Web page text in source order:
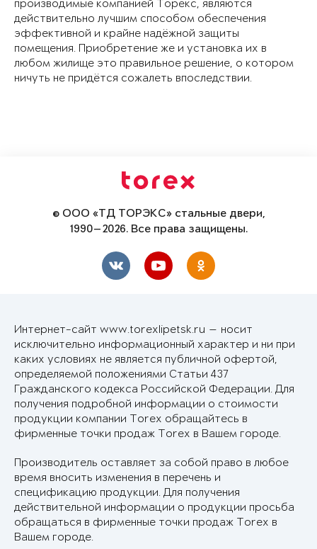
производимые компанией Торекс, являются
действительно лучшим способом обеспечения
эффективной и крайне надёжной защиты
помещения. Приобретение же и установка их в
любом жилище это правильное решение, о котором
ничуть не придётся сожалеть впоследствии.
© ООО «ТД ТОРЭКС» стальные двери,
1990—2026. Все права защищены.
Интернет-сайт www.torexlipetsk.ru — носит
исключительно информационный характер и ни при
каких условиях не является публичной офертой,
определяемой положениями Статьи 437
Гражданского кодекса Российской Федерации. Для
получения подробной информации о стоимости
продукции компании Torex обращайтесь в
фирменные точки продаж Torex в Вашем городе.
Производитель оставляет за собой право в любое
время вносить изменения в перечень и
спецификацию продукции. Для получения
действительной информации о продукции просьба
обращаться в фирменные точки продаж Torex в
Вашем городе.